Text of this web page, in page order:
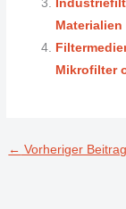
Mikrofilter
← Vorheriger Beitrag